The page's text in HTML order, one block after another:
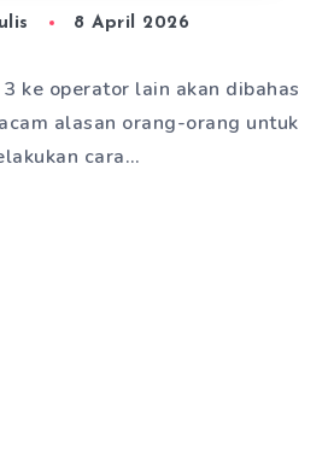
8 April 2026
ke operator lain akan dibahas
alasan orang-orang untuk
cara…